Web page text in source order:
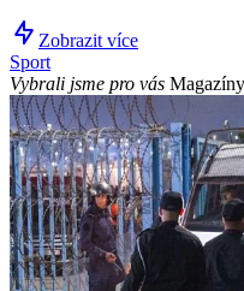
Zobrazit více
Sport
Vybrali jsme pro vás